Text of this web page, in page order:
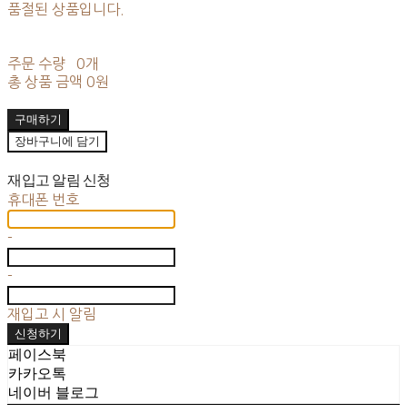
품절된 상품입니다.
주문 수량
0개
총 상품 금액 0원
구매하기
장바구니에 담기
재입고 알림 신청
휴대폰 번호
-
-
재입고 시 알림
신청하기
페이스북
카카오톡
네이버 블로그